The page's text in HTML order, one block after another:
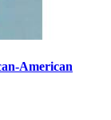
American